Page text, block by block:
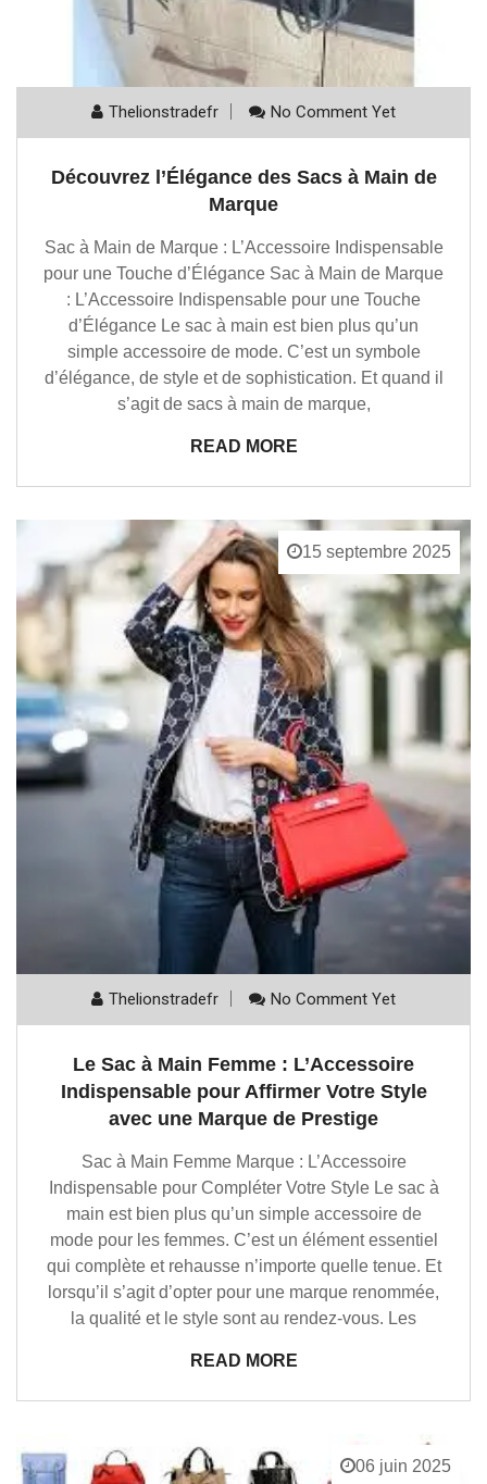
Thelionstradefr No Comment Yet
Découvrez l’Élégance des Sacs à Main de
Marque
Sac à Main de Marque : L’Accessoire Indispensable
pour une Touche d’Élégance Sac à Main de Marque
: L’Accessoire Indispensable pour une Touche
d’Élégance Le sac à main est bien plus qu’un
simple accessoire de mode. C’est un symbole
d’élégance, de style et de sophistication. Et quand il
s’agit de sacs à main de marque,
READ MORE
15 septembre 2025
Thelionstradefr No Comment Yet
Le Sac à Main Femme : L’Accessoire
Indispensable pour Affirmer Votre Style
avec une Marque de Prestige
Sac à Main Femme Marque : L’Accessoire
Indispensable pour Compléter Votre Style Le sac à
main est bien plus qu’un simple accessoire de
mode pour les femmes. C’est un élément essentiel
qui complète et rehausse n’importe quelle tenue. Et
lorsqu’il s’agit d’opter pour une marque renommée,
la qualité et le style sont au rendez-vous. Les
READ MORE
06 juin 2025